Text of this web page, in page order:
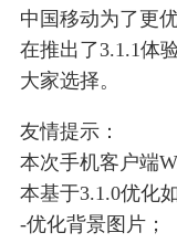
中国移动为了更
在推出了3.1.1体
大家选择。
友情提示：
本次手机客户端
本基于3.1.0优化
-优化背景图片；